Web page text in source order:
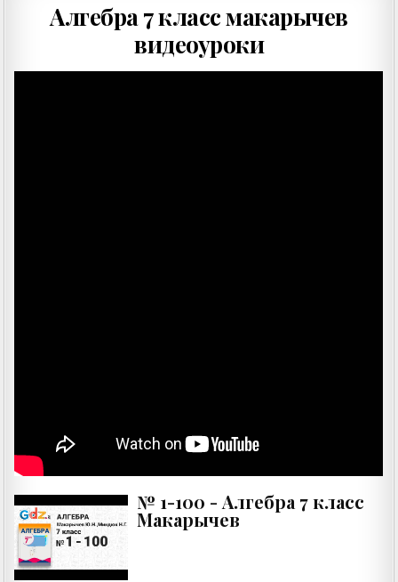
Алгебра 7 класс макарычев
видеоуроки
№ 1-100 - Алгебра 7 класс
Макарычев